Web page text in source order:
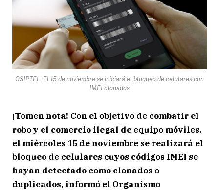
OSIPTEL: El 15 de noviembre se iniciará el bloqueo de celulares con
IMEI clonados
¡Tomen nota! Con el objetivo de combatir el
robo y el comercio ilegal de equipo móviles,
el miércoles 15 de noviembre se realizará el
bloqueo de celulares cuyos códigos IMEI se
hayan detectado como clonados o
duplicados, informó el Organismo